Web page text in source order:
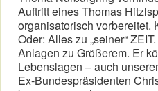
Auftritt eines Thomas
organisatorisch vorbereitet.
Oder: Alles zu „seiner“
Anlagen zu Größerem. Er
Lebenslagen – auch
Ex-Bundespräsidenten